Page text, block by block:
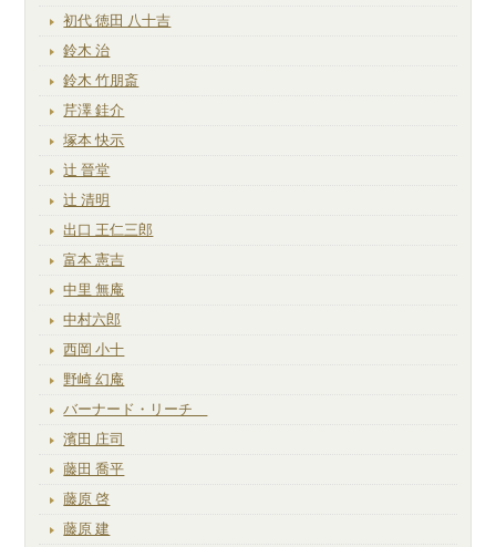
初代 徳田 八十吉
鈴木 治
鈴木 竹朋斎
芹澤 銈介
塚本 快示
辻 晉堂
辻 清明
出口 王仁三郎
富本 憲吉
中里 無庵
中村六郎
西岡 小十
野崎 幻庵
バーナード・リーチ
濱田 庄司
藤田 喬平
藤原 啓
藤原 建